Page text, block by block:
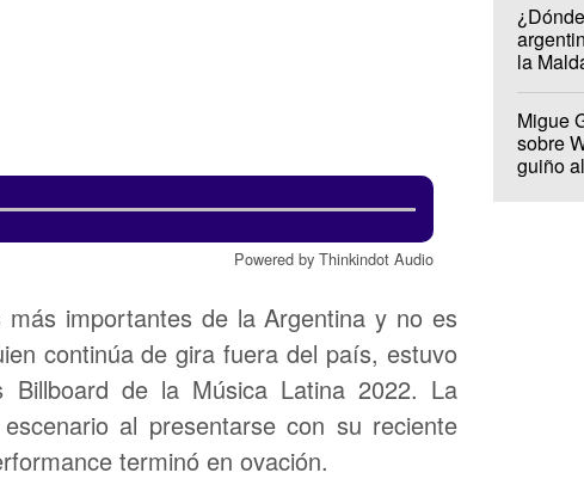
Powered by Thinkindot Audio
importantes de la Argentina y no es
continúa de gira fuera del país, estuvo
de la Música Latina 2022. La
al presentarse con su reciente
terminó en ovación.
la
Migue
sobre
guiño